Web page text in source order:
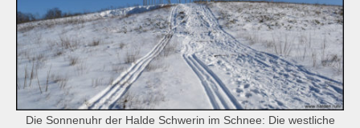
Die Sonnenuhr der Halde Schwerin im Schnee: Die westliche